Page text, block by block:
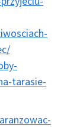
tarasie-